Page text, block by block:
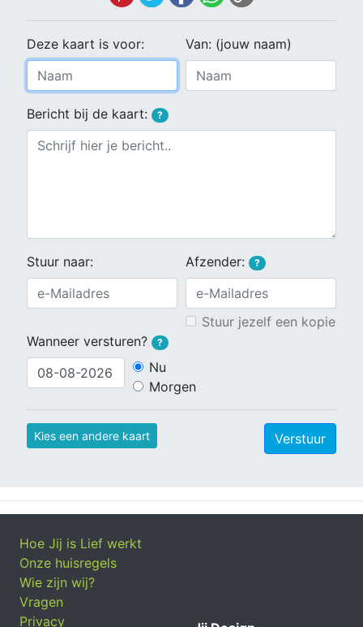
Deze kaart is voor: Van: (jouw naam)
Bericht bij de kaart: ?
Stuur naar: Afzender: ?
Stuur jezelf een kopie
Wanneer versturen?
?
Nu
Morgen
Kies een andere kaart Verstuur
Hoe Jij is Lief werkt
Onze huisregels
Wie zijn wij?
Vragen
Privacy